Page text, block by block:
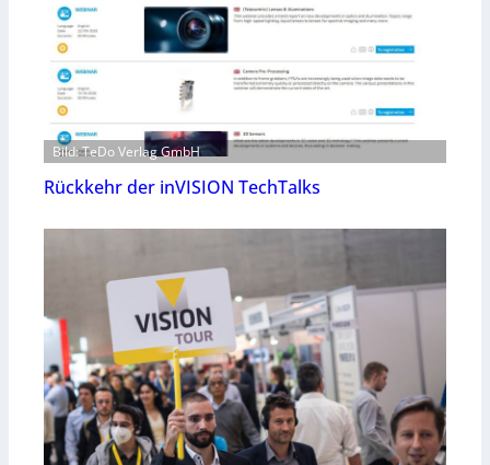
Bild: TeDo Verlag GmbH
Rückkehr der inVISION TechTalks